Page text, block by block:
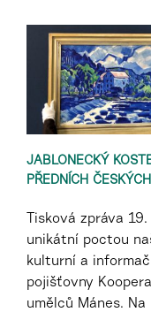
JABLONECKÝ
PŘEDNÍCH
Tisková zpráva
unikátní poctou
kulturní a
pojišťovny
umělců Mánes.